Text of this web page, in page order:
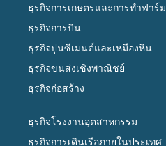
ธุรกิจการเกษตรและการทำฟาร์ม
ธุรกิจการบิน
ธุรกิจปูนซีเมนต์และเหมืองหิน
ธุรกิจขนส่งเชิงพาณิชย์
ธุรกิจก่อสร้าง
ธุรกิจโรงงานอุตสาหกรรม
ธุรกิจการเดินเรือภายในประเทศ